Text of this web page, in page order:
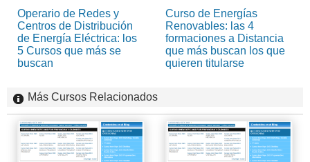
Operario de Redes y
Centros de Distribución
de Energía Eléctrica: los
5 Cursos que más se
buscan
Curso de Energías
Renovables: las 4
formaciones a Distancia
que más buscan los que
quieren titularse
Más Cursos Relacionados